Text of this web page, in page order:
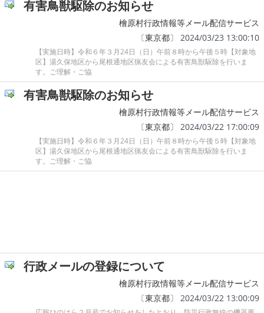
有害鳥獣駆除のお知らせ
檜原村行政情報等メール配信サービス
〔東京都〕 2024/03/23 13:00:10
【実施日時】令和６年３月24日（日）午前８時から午後５時【対象地
区】湯久保地区から尾根通地区猟友会による有害鳥獣駆除を行いま
す。ご理解・ご協
有害鳥獣駆除のお知らせ
檜原村行政情報等メール配信サービス
〔東京都〕 2024/03/22 17:00:09
【実施日時】令和６年３月24日（日）午前８時から午後５時【対象地
区】湯久保地区から尾根通地区猟友会による有害鳥獣駆除を行いま
す。ご理解・ご協
行政メールの登録について
檜原村行政情報等メール配信サービス
〔東京都〕 2024/03/22 13:00:09